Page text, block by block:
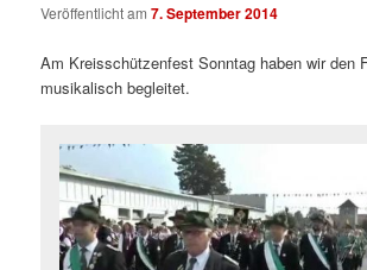
Veröffentlicht am7. September 2014
Am Kreisschützenfest Sonntag haben wir den
musikalisch begleitet.